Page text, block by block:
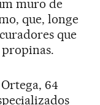
muro de
que, longe
que
64